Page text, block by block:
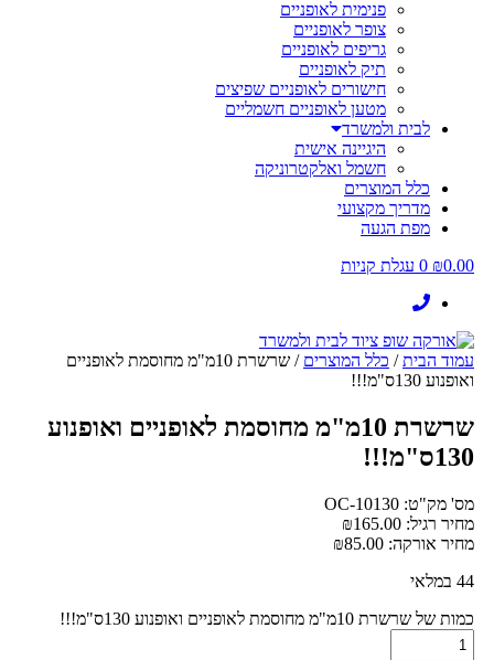
פנימית לאופניים
צופר לאופניים
גריפים לאופניים
תיק לאופניים
חישורים לאופניים שפיצים
מטען לאופניים חשמליים
לבית ולמשרד
היגיינה אישית
חשמל ואלקטרוניקה
כלל המוצרים
מדריך מקצועי
מפת הגעה
₪0.00
0 עגלת קניות
עמוד הבית/ כלל המוצרים
/ שרשרת 10מ"מ מחוסמת לאופניים
ואופנוע 130ס"מ!!!
שרשרת 10מ"מ מחוסמת לאופניים ואופנוע
130ס"מ!!!
מס' מק"ט: OC-10130
מחיר רגיל:
₪165.00
מחיר אורקה:
₪85.00
44 במלאי
כמות של שרשרת 10מ"מ מחוסמת לאופניים ואופנוע 130ס"מ!!!